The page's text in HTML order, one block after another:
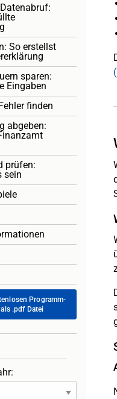
So erstellst
sparen:
Eingaben
finden
abgeben:
prüfen:
sein
Programm-
.pdf Datei